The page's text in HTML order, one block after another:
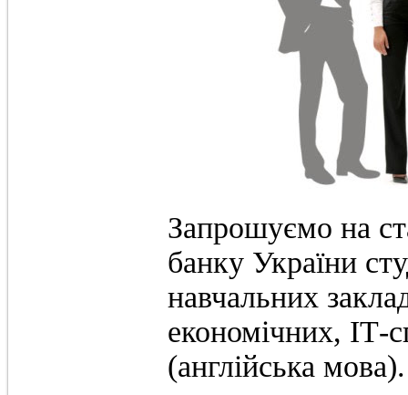
Запрошуємо на
банку України
навчальних
економічних, ІТ-
(англійська мова).